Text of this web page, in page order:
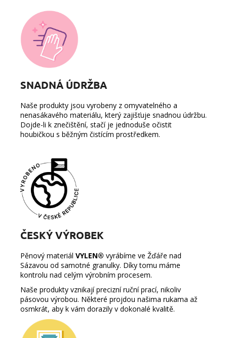
SNADNÁ ÚDRŽBA
Naše produkty jsou vyrobeny z omyvatelného a
nenasákavého materiálu, který zajišťuje snadnou údržbu.
Dojde-li k znečištění, stačí je jednoduše očistit
houbičkou s běžným čistícím prostředkem.
ČESKÝ VÝROBEK
Pěnový materiál VYLEN® vyrábíme ve Žďáře nad
Sázavou od samotné granulky. Díky tomu máme
kontrolu nad celým výrobním procesem.
Naše produkty vznikají precizní ruční prací, nikoliv
pásovou výrobou. Některé projdou našima rukama až
osmkrát, aby k vám dorazily v dokonalé kvalitě.